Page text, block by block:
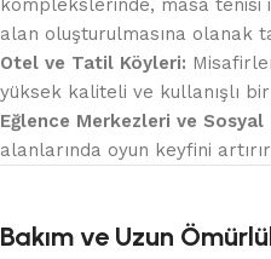
alan oluşturulmasına olanak
Otel ve Tatil Köyleri:
yüksek kaliteli ve kullanışlı
Eğlence Merkezleri ve Sosyal
alanlarında oyun keyfini
Bakım ve Uzun